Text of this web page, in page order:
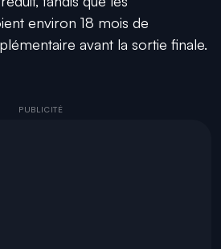
environ 18 mois de
avant la sortie finale.